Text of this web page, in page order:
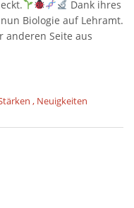
Dank ihres
Biologie auf Lehramt.
anderen Seite aus
, Neuigkeiten